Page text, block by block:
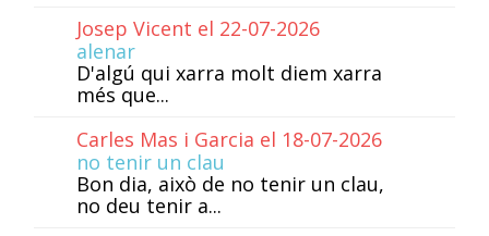
Josep Vicent el 22-07-2026
alenar
D'algú qui xarra molt diem xarra
més que...
Carles Mas i Garcia el 18-07-2026
no tenir un clau
Bon dia, això de no tenir un clau,
no deu tenir a...